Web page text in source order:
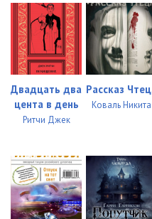
Двадцать два
цента в день
Ритчи Джек
Рассказ
Коваль Никита